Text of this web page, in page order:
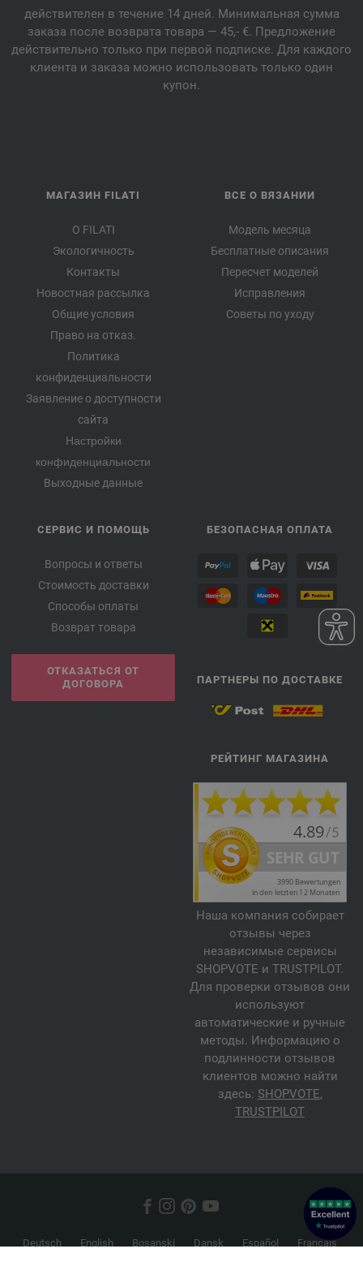
действителен в течение 14 дней. Минимальная сумма
заказа после возврата товара — 45,- €. Предложение
действительно только при первой подписке. Для каждого
клиента и заказа можно использовать только один
купон.
МАГАЗИН FILATI
О FILATI
Экологичность
Контакты
Новостная рассылка
Общие условия
Право на отказ.
Политика
конфиденциальности
Заявление о доступности
сайта
Настройки
конфиденциальности
Выходные данные
ВСЕ О ВЯЗАНИИ
Модель месяца
Бесплатные описания
Пересчет моделей
Исправления
Советы по уходу
СЕРВИС И ПОМОЩЬ
Вопросы и ответы
Стоимость доставки
Способы оплаты
Возврат товара
ОТКАЗАТЬСЯ ОТ
ДОГОВОРА
БЕЗОПАСНАЯ ОПЛАТА
ПАРТНЕРЫ ПО ДОСТАВКЕ
РЕЙТИНГ МАГАЗИНА
Наша компания собирает
отзывы через
независимые сервисы
SHOPVOTE и TRUSTPILOT.
Для проверки отзывов они
используют
автоматические и ручные
методы. Информацию о
подлинности отзывов
клиентов можно найти
здесь: SHOPVOTE,
TRUSTPILOT
Deutsch English Bosanski Dansk Español
Français